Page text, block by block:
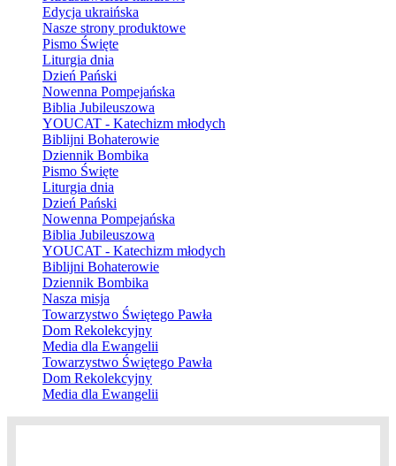
Edycja ukraińska
Nasze strony produktowe
Pismo Święte
Liturgia dnia
Dzień Pański
Nowenna Pompejańska
Biblia Jubileuszowa
YOUCAT - Katechizm młodych
Biblijni Bohaterowie
Dziennik Bombika
Pismo Święte
Liturgia dnia
Dzień Pański
Nowenna Pompejańska
Biblia Jubileuszowa
YOUCAT - Katechizm młodych
Biblijni Bohaterowie
Dziennik Bombika
Nasza misja
Towarzystwo Świętego Pawła
Dom Rekolekcyjny
Media dla Ewangelii
Towarzystwo Świętego Pawła
Dom Rekolekcyjny
Media dla Ewangelii